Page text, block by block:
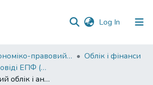
Log In (current)
04. Економіко-правовий факультет
Облік і фінанси
Статті та доповіді ЕПФ (Облік і фінанси)
Управлінський облік і аналіз соціальних витрат як складова корпоративної соціальної відповідальності